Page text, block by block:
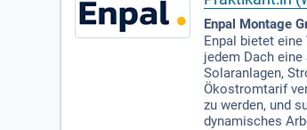
Enpal Montage
Enpal bietet
jedem Dach
Solaranlagen,
Ökostromtarif
zu werden, und
dynamisches